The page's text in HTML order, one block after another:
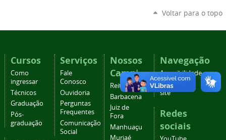
Voltar para o topo
Cursos
Como
ingressar
Técnicos
Graduação
Pós-
graduação
Serviços
Fale
Conosco
Ouvidoria
Perguntas
Frequentes
Comunicação
Social
Nossos
Campi
Reitoria
Barbacena
Juiz de
Fora
Manhuaçu
Muriaé
Navegação
Acessibilidade
Mapa do
site
Redes
sociais